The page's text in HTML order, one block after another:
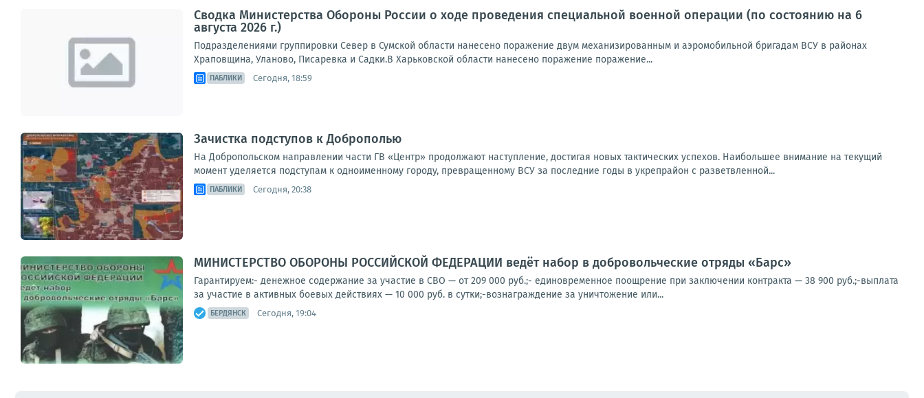
Сводка Министерства Обороны России о ходе проведения специальной военной операции (по состоянию на 6
августа 2026 г.)
Подразделениями группировки Север в Сумской области нанесено поражение двум механизированным и аэромобильной бригадам ВСУ в районах
Храповщина, Уланово, Писаревка и Садки.В Харьковской области нанесено поражение поражение...
ПАБЛИКИ Сегодня, 18:59
Зачистка подступов к Доброполью
На Добропольском направлении части ГВ «Центр» продолжают наступление, достигая новых тактических успехов. Наибольшее внимание на текущий
момент уделяется подступам к одноименному городу, превращенному ВСУ за последние годы в укрепрайон с разветвленной...
ПАБЛИКИ Сегодня, 20:38
МИНИСТЕРСТВО ОБОРОНЫ РОССИЙСКОЙ ФЕДЕРАЦИИ ведёт набор в добровольческие отряды «Барс»
Гарантируем:- денежное содержание за участие в СВО — от 209 000 руб.;- единовременное поощрение при заключении контракта — 38 900 руб.;-выплата
за участие в активных боевых действиях — 10 000 руб. в сутки;-вознаграждение за уничтожение или...
БЕРДЯНСК Сегодня, 19:04